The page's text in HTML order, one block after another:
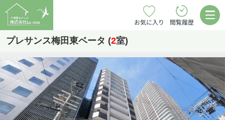
お気に入り 閲覧履歴
プレサンス梅田東ベータ (2室)